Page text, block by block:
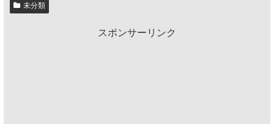
未分類
スポンサーリンク